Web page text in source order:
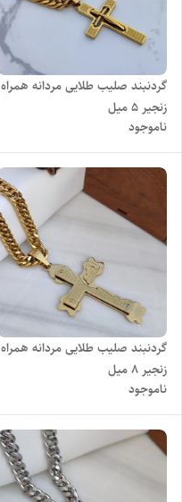
گردنبند صلیب طلایی مردانه همراه
زنجیر ۵ میل
ناموجود
گردنبند صلیب طلایی مردانه همراه
زنجیر ۸ میل
ناموجود